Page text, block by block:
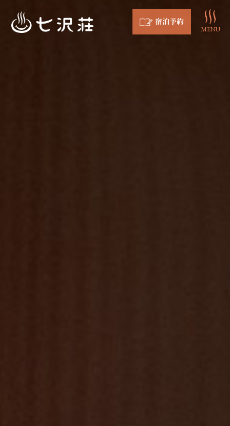
宿泊予約
MENU